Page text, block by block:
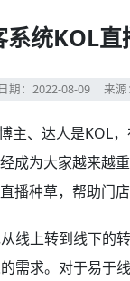
统KOL直
日期：2022-08-09来
主、达人是KOL
成为大家越来越
播种草，帮助门店
线上转到线下的
需求。对于易于